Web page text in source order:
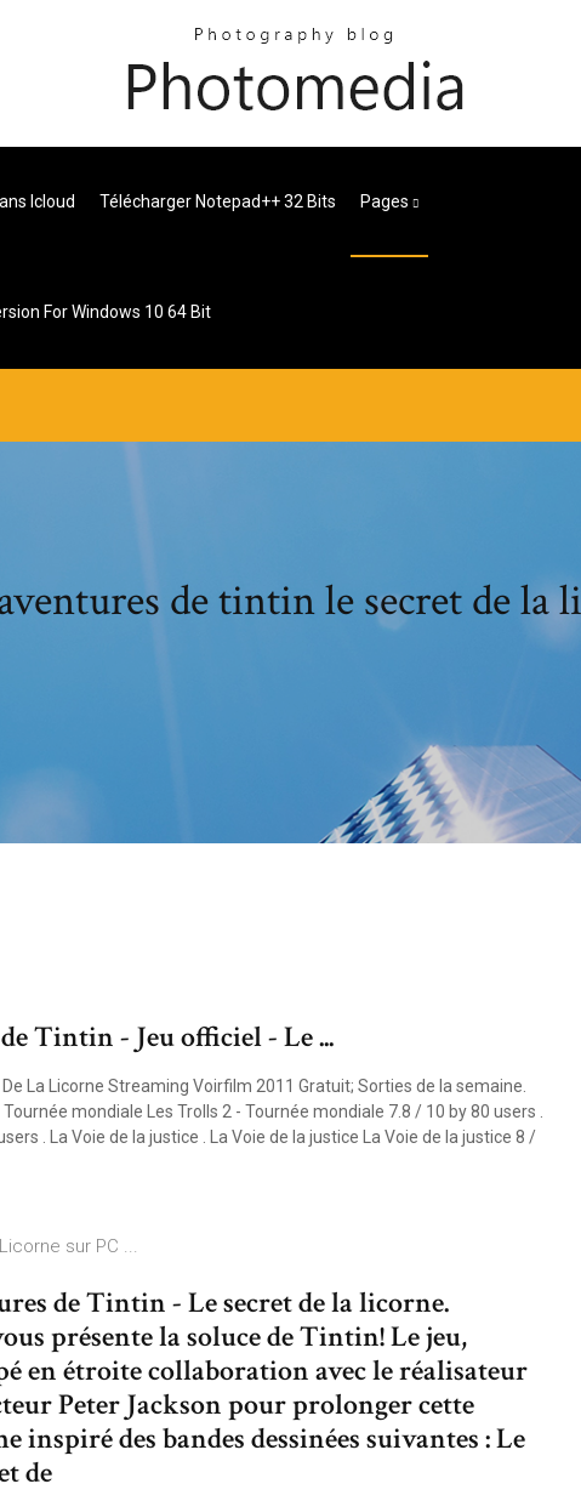
Icloud Télécharger Notepad++ 32 Bits Pages
For Windows 10 64 Bit
de tintin le secret de la
Tintin - Jeu officiel - Le ...
La Licorne Streaming Voirfilm 2011 Gratuit; Sorties de la semaine.
mondiale Les Trolls 2 - Tournée mondiale 7.8 / 10 by 80 users .
. La Voie de la justice . La Voie de la justice La Voie de la justice 8 /
sur PC ...
de Tintin - Le secret de la licorne.
présente la soluce de Tintin! Le jeu,
en étroite collaboration avec le réalisateur
Peter Jackson pour prolonger cette
inspiré des bandes dessinées suivantes : Le
de